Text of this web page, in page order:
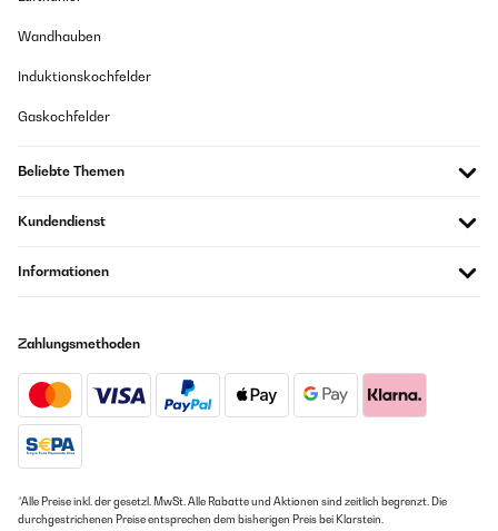
Wandhauben
Induktionskochfelder
Gaskochfelder
Beliebte Themen
Kundendienst
Informationen
Zahlungsmethoden
*Alle Preise inkl. der gesetzl. MwSt. Alle Rabatte und Aktionen sind zeitlich begrenzt. Die
durchgestrichenen Preise entsprechen dem bisherigen Preis bei Klarstein.